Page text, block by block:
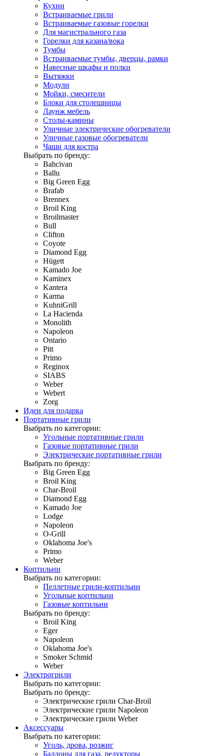
Кухни
Встраиваемые грили
Встраиваемые газовые горелки
Для магистрального газа
Горелки для казана/вока
Тумбы
Встраиваемые тумбы, дверцы, рамки
Навесные шкафы и полки
Вытяжки
Модули
Мойки, смесители
Блоки для столешницы
Лаунж мебель
Столы-камины
Уличные электрические обогреватели
Уличные газовые обогреватели
Чаши для костра
Выбрать по бренду:
Bahcivan
Ballu
Big Green Egg
Brafab
Brennex
Broil King
Broilmaster
Bull
Clifton
Coyote
Diamond Egg
Hügett
Kamado Joe
Kaminex
Kantera
Karma
KuhniGrill
La Hacienda
Monolith
Napoleon
Ontario
Pitt
Primo
Reginox
SIABS
Weber
Webert
Zorg
Идеи для подарка
Портативные грили
Выбрать по категории:
Угольные портативные грили
Газовые портативные грили
Электрические портативные грили
Выбрать по бренду:
Big Green Egg
Broil King
Char-Broil
Diamond Egg
Kamado Joe
Lodge
Napoleon
O-Grill
Oklahoma Joe's
Primo
Weber
Коптильни
Выбрать по категории:
Пеллетные грили-коптильни
Угольные коптильни
Газовые коптильни
Выбрать по бренду:
Broil King
Eger
Napoleon
Oklahoma Joe's
Smoker Schmid
Weber
Электрогрили
Выбрать по категории:
Выбрать по бренду:
Электрические грили Char-Broil
Электрические грили Napoleon
Электрические грили Weber
Аксессуары
Выбрать по категории:
Уголь, дрова, розжиг
Баллоны для газа, редукторы